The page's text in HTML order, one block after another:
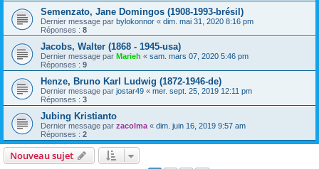
Semenzato, Jane Domingos (1908-1993-brésil)
Dernier message par bylokonnor « dim. mai 31, 2020 8:16 pm
Réponses : 8
Jacobs, Walter (1868 - 1945-usa)
Dernier message par Marieh « sam. mars 07, 2020 5:46 pm
Réponses : 9
Henze, Bruno Karl Ludwig (1872-1946-de)
Dernier message par jostar49 « mer. sept. 25, 2019 12:11 pm
Réponses : 3
Jubing Kristianto
Dernier message par zacolma« dim. juin 16, 2019 9:57 am
Réponses : 2
Nouveau sujet